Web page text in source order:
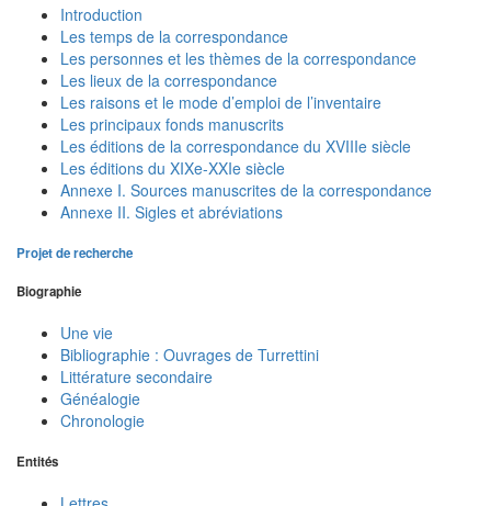
Introduction
Les temps de la correspondance
Les personnes et les thèmes de la correspondance
Les lieux de la correspondance
Les raisons et le mode d’emploi de l’inventaire
Les principaux fonds manuscrits
Les éditions de la correspondance du XVIIIe siècle
Les éditions du XIXe-XXIe siècle
Annexe I. Sources manuscrites de la correspondance
Annexe II. Sigles et abréviations
Projet de recherche
Biographie
Une vie
Bibliographie : Ouvrages de Turrettini
Littérature secondaire
Généalogie
Chronologie
Entités